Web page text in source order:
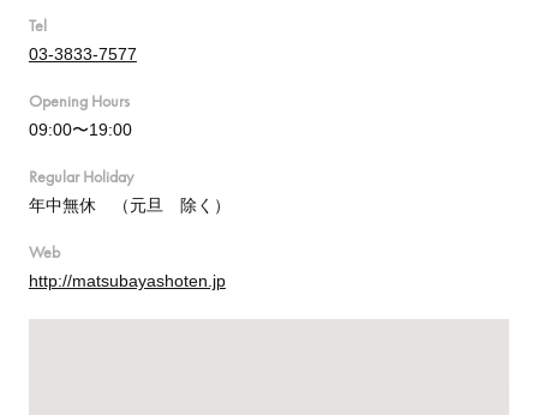
Tel
03-3833-7577
Opening Hours
09:00〜19:00
Regular Holiday
年中無休 （元旦 除く）
Web
http://matsubayashoten.jp